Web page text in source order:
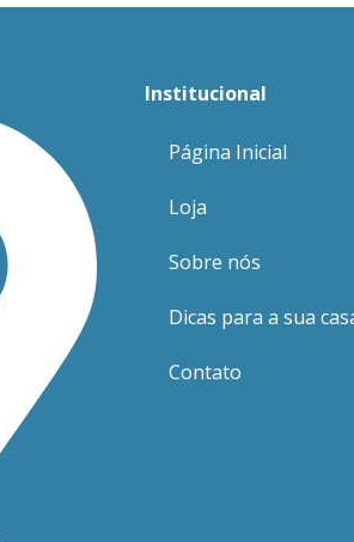
Institucional
Página Inicial
Loja
Sobre nós
Dicas para a sua
Contato